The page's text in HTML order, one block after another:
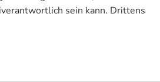
sein kann. Drittens